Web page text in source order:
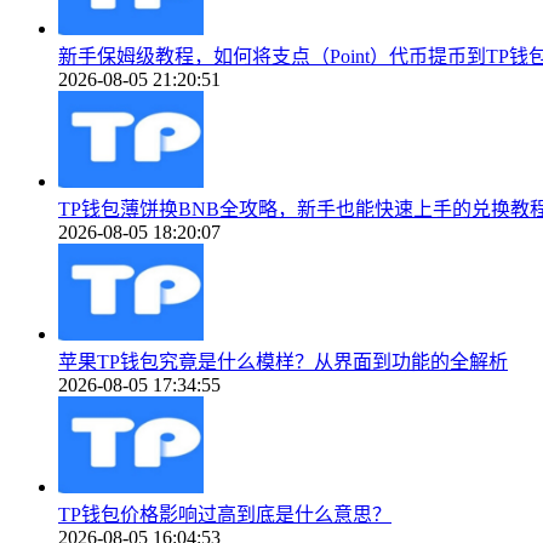
新手保姆级教程，如何将支点（Point）代币提币到TP钱包
2026-08-05 21:20:51
TP钱包薄饼换BNB全攻略，新手也能快速上手的兑换教
2026-08-05 18:20:07
苹果TP钱包究竟是什么模样？从界面到功能的全解析
2026-08-05 17:34:55
TP钱包价格影响过高到底是什么意思？
2026-08-05 16:04:53